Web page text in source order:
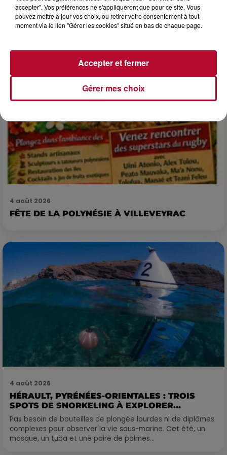
LES ARÈNES CES 3...
Après un franc succès l'été dernier, le spectacle « Le Rêve
du gladiateur » revient illuminer l'amphithéâtre romain les 6,
4 août 2026
FÊTE DE LA POLYNÉSIE À VILLEVEYRAC
4 août 2026
HÉRAULT, PYRÉNÉES-ORIENTALES : TROIS
SPOTS DE SNORKELING À EXPLORER...
Pas besoin de bouteilles de plongée lourdes ni de diplômes
complexes pour observer la vie sous-marine. Cet été, un
masque, un tuba et une paire de palmes...
accepter". Vos préférences ne s'appliqueront que pour ce site. Vous
pouvez mettre à jour vos choix, ou retirer votre consentement à tout
moment via le lien "Gérer les cookies" situé en bas de chaque page.
Gérer mes choix
Accepter et fermer